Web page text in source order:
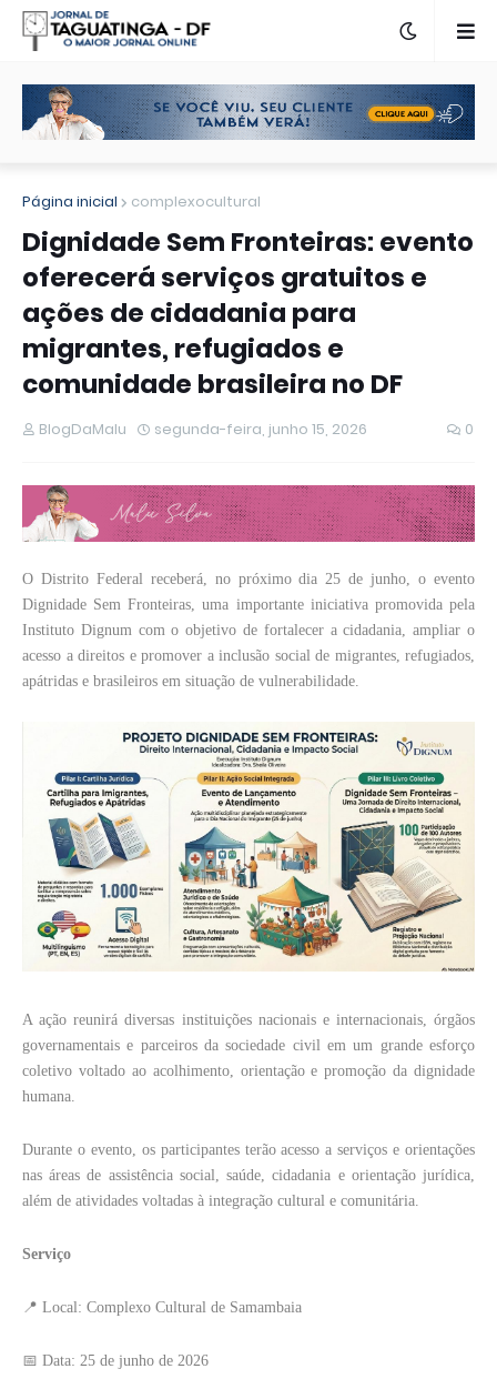
Página inicial complexocultural
Dignidade Sem Fronteiras: evento
oferecerá serviços gratuitos e
ações de cidadania para
migrantes, refugiados e
comunidade brasileira no DF
BlogDaMalu segunda-feira, junho 15, 2026 0
O Distrito Federal receberá, no próximo dia 25 de junho, o evento
Dignidade Sem Fronteiras, uma importante iniciativa promovida pela
Instituto Dignum com o objetivo de fortalecer a cidadania, ampliar o
acesso a direitos e promover a inclusão social de migrantes, refugiados,
apátridas e brasileiros em situação de vulnerabilidade.
A ação reunirá diversas instituições nacionais e internacionais, órgãos
governamentais e parceiros da sociedade civil em um grande esforço
coletivo voltado ao acolhimento, orientação e promoção da dignidade
humana.
Durante o evento, os participantes terão acesso a serviços e orientações
nas áreas de assistência social, saúde, cidadania e orientação jurídica,
além de atividades voltadas à integração cultural e comunitária.
Serviço
📍 Local: Complexo Cultural de Samambaia
📅 Data: 25 de junho de 2026